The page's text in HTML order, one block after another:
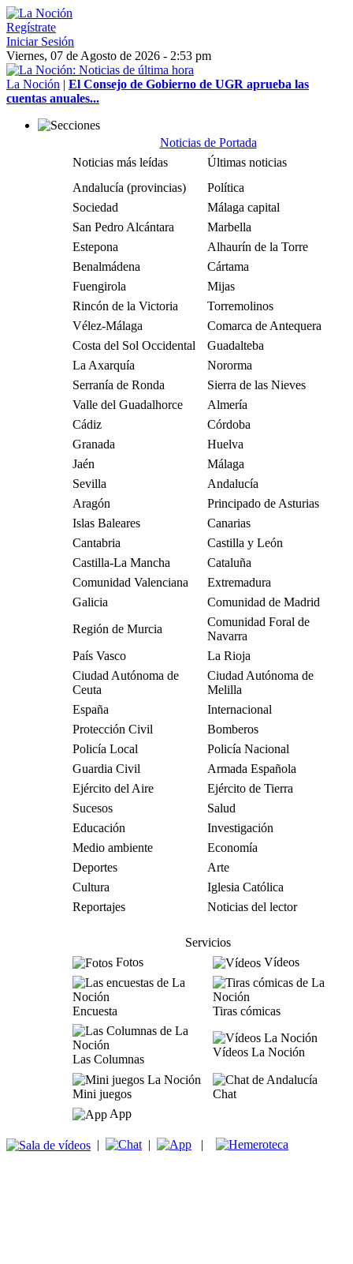
Regístrate
Iniciar Sesión
Viernes, 07 de Agosto de 2026 - 2:53 pm
La Noción | El Consejo de Gobierno de UGR aprueba las
cuentas anuales...
Noticias de Portada
Noticias más leídas
Últimas noticias
Andalucía (provincias)
Política
Sociedad
Málaga capital
San Pedro Alcántara
Marbella
Estepona
Alhaurín de la Torre
Benalmádena
Cártama
Fuengirola
Mijas
Rincón de la Victoria
Torremolinos
Vélez-Málaga
Comarca de Antequera
Costa del Sol Occidental
Guadalteba
La Axarquía
Nororma
Serranía de Ronda
Sierra de las Nieves
Valle del Guadalhorce
Almería
Cádiz
Córdoba
Granada
Huelva
Jaén
Málaga
Sevilla
Andalucía
Aragón
Principado de Asturias
Islas Baleares
Canarias
Cantabria
Castilla y León
Castilla-La Mancha
Cataluña
Comunidad Valenciana
Extremadura
Galicia
Comunidad de Madrid
Región de Murcia
Comunidad Foral de
Navarra
País Vasco
La Rioja
Ciudad Autónoma de
Ceuta
Ciudad Autónoma de
Melilla
España
Internacional
Protección Civil
Bomberos
Policía Local
Policía Nacional
Guardia Civil
Armada Española
Ejército del Aire
Ejército de Tierra
Sucesos
Salud
Educación
Investigación
Medio ambiente
Economía
Deportes
Arte
Cultura
Iglesia Católica
Reportajes
Noticias del lector
Servicios
Fotos
Vídeos
Encuesta Tiras cómicas
Las Columnas
Vídeos La Noción
Mini juegos
Chat
App
| | |